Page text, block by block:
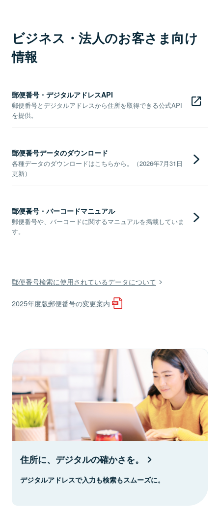
ビジネス・法人のお客さま向け
情報
郵便番号・デジタルアドレスAPI
郵便番号とデジタルアドレスから住所を取得できる公式API
を提供。
郵便番号データのダウンロード
各種データのダウンロードはこちらから。（2026年7月31日
更新）
郵便番号・バーコードマニュアル
郵便番号や、バーコードに関するマニュアルを掲載していま
す。
郵便番号検索に使用されているデータについて
2025年度版郵便番号の変更案内
住所に、デジタルの確かさを。
デジタルアドレスで入力も検索もスムーズに。